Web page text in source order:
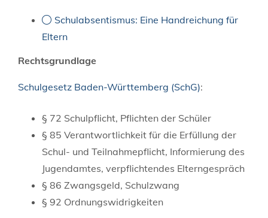
Schulabsentismus: Eine Handreichung für
Eltern
Rechtsgrundlage
Schulgesetz Baden-Württemberg (SchG):
§ 72 Schulpflicht, Pflichten der Schüler
§ 85 Verantwortlichkeit für die Erfüllung der
Schul- und Teilnahmepflicht, Informierung des
Jugendamtes, verpflichtendes Elterngespräch
§ 86 Zwangsgeld, Schulzwang
§ 92 Ordnungswidrigkeiten